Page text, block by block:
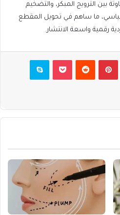
بين الترويج المبكر، والتضخيم
ما ساهم في تحويل المقطع
رقمية واسعة الانتشار.
بينتيريست بوكيت سكايب